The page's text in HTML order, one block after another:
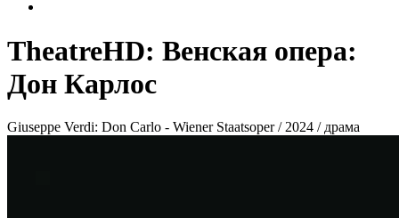
TheatreHD: Венская опера:
Дон Карлос
Giuseppe Verdi: Don Carlo - Wiener Staatsoper / 2024 / драма